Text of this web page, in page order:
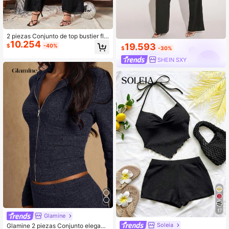
2 piezas Conjunto de top bustier flo
ral y pantalones de pierna acampan
ada cómodos para mujer
$10.254 -40%
Glamine
Glamine 2 piezas Conjunto elegant
$19.593 -30%
SHEIN SXY
17
Soleia